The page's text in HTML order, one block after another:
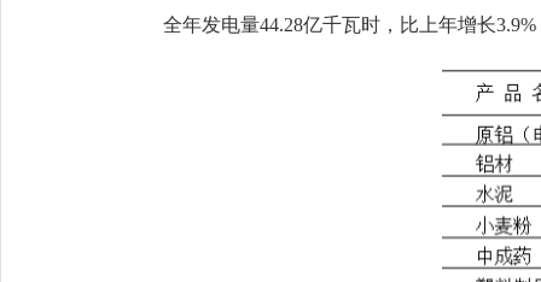
全年发电量44.28亿千瓦时，比上年增长